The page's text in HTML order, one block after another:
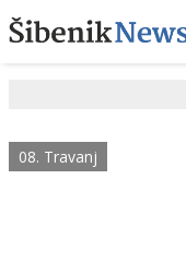
08. Travanj